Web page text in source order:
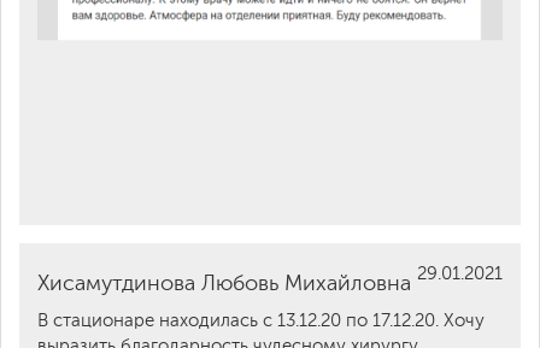
29.01.2021
Хисамутдинова Любовь Михайловна
В стационаре находилась с 13.12.20 по 17.12.20. Хочу